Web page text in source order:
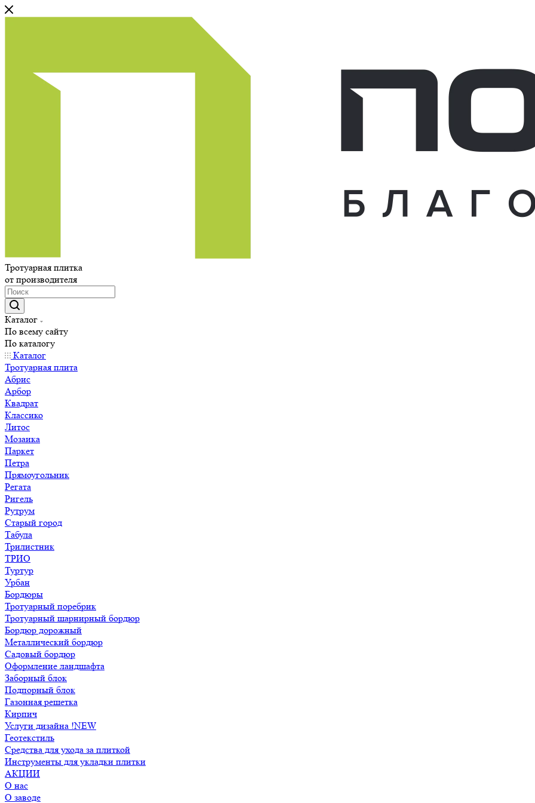
Тротуарная плитка
от производителя
Каталог
По всему сайту
По каталогу
Каталог
Тротуарная плита
Абрис
Арбор
Квадрат
Классико
Литос
Мозаика
Паркет
Петра
Прямоугольник
Регата
Ригель
Рутрум
Старый город
Табула
Трилистник
ТРИО
Туртур
Урбан
Бордюры
Тротуарный поребрик
Тротуарный шарнирный бордюр
Бордюр дорожный
Металлический бордюр
Садовый бордюр
Оформление ландшафта
Заборный блок
Подпорный блок
Газонная решетка
Кирпич
Услуги дизайна !NEW
Геотекстиль
Средства для ухода за плиткой
Инструменты для укладки плитки
АКЦИИ
О нас
О заводе